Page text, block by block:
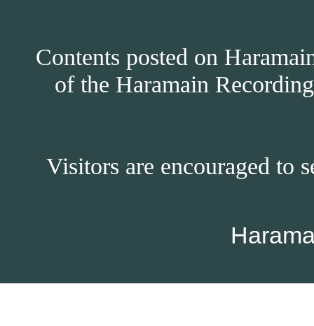
Contents posted on
of the Haramain
Visitors are encouraged to